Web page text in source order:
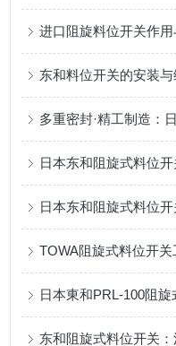
进口阻旋料位开关作
东和料位开关的安装
日本东和阻旋式料位
日本东和阻旋式料位
TOWA阻旋式料位开关